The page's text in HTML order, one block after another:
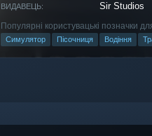
ВИДАВЕЦЬ: Sir Studios
Популярні користувацькі позначки
Симулятор Пісочниця Водіння